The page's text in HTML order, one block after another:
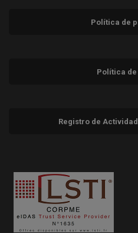
Política de
Política
Registro de